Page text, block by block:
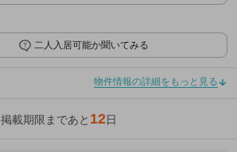
二人入居可能か聞いてみる
物件情報の詳細をもっと見る
掲載期限まであと 12日